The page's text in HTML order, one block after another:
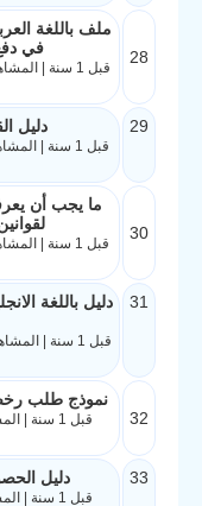
28
ملف باللغة
في
قبل 1 سنة | المشاهدات: 35168 | الحجم: 2.2MB
29 دليل
قبل 1 سنة | المشاهدات: 39047 | الحجم: 4.9MB
30
ما يجب أن
قبل 1 سنة | المشاهدات: 39389 | الحجم: 7.4MB
31
دليل باللغة
قبل 1 سنة | المشاهدات: 39627 | الحجم: 288.7KB
32
نموذج طلب
قبل 1 سنة | المشاهدات: 40117 | الحجم: 339.1KB
33 دليل
قبل 1 سنة | المشاهدات: 40248 | الحجم: 490.9KB